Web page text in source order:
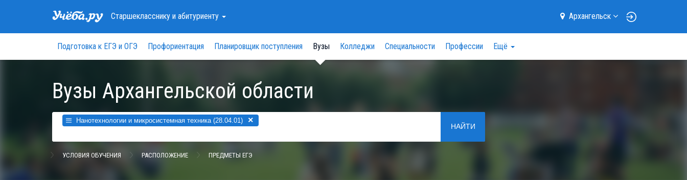
Старшеклассникуи абитуриенту Архангельск
Подготовка к ЕГЭ и ОГЭ Профориентация Планировщик поступления Вузы Колледжи Специальности Профессии Ещё
Вузы Архангельской области
Нанотехнологии и микросистемная техника (28.04.01) ×
НАЙТИ
УСЛОВИЯ ОБУЧЕНИЯ РАСПОЛОЖЕНИЕ ПРЕДМЕТЫ ЕГЭ